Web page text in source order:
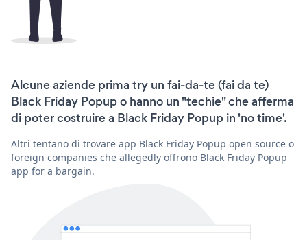
Alcune aziende prima try un fai-da-te (fai da te)
Black Friday Popup o hanno un "techie" che afferma
di poter costruire a Black Friday Popup in 'no time'.
Altri tentano di trovare app Black Friday Popup open source o
foreign companies che allegedly offrono Black Friday Popup
app for a bargain.